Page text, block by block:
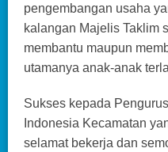
pengembangan usaha
kalangan Majelis Taklim
membantu maupun
utamanya anak-anak
Sukses kepada
Indonesia Kecamatan
selamat bekerja dan